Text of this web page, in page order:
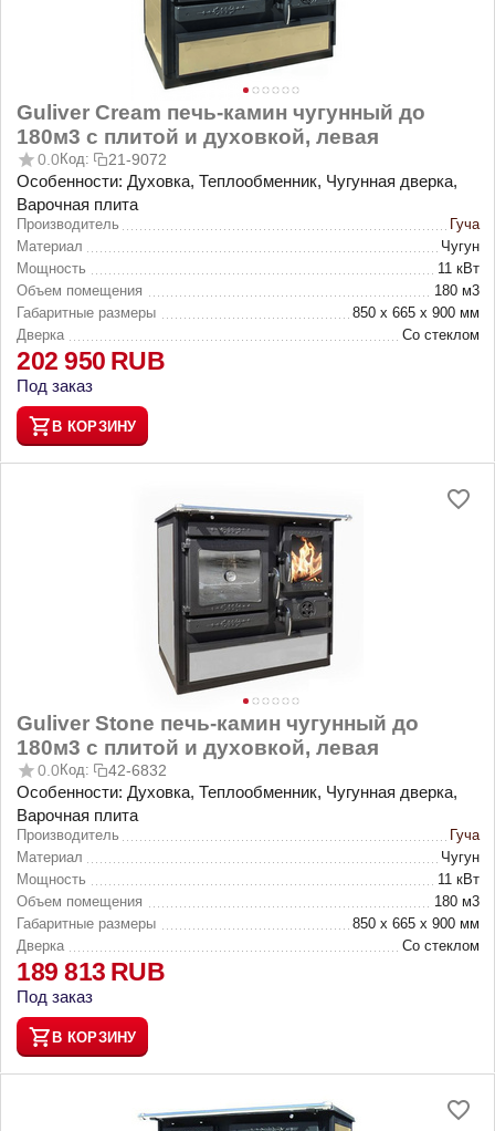
Guliver Cream печь-камин чугунный до
180м3 с плитой и духовкой, левая
0.0 Код: 21-9072
Особенности: Духовка, Теплообменник, Чугунная дверка,
Варочная плита
Производитель
Гуча
Материал
Чугун
Мощность
11 кВт
Объем помещения
180 м3
Габаритные размеры
850 х 665 х 900 мм
Дверка
Со стеклом
202 950 RUB
Под заказ
В КОРЗИНУ
Guliver Stone печь-камин чугунный до
180м3 с плитой и духовкой, левая
0.0 Код: 42-6832
Особенности: Духовка, Теплообменник, Чугунная дверка,
Варочная плита
Производитель
Гуча
Материал
Чугун
Мощность
11 кВт
Объем помещения
180 м3
Габаритные размеры
850 х 665 х 900 мм
Дверка
Со стеклом
189 813 RUB
Под заказ
В КОРЗИНУ